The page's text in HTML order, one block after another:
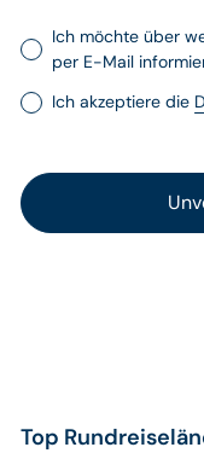
Ich möchte über
per E-Mail
Ich akzeptiere die
Top